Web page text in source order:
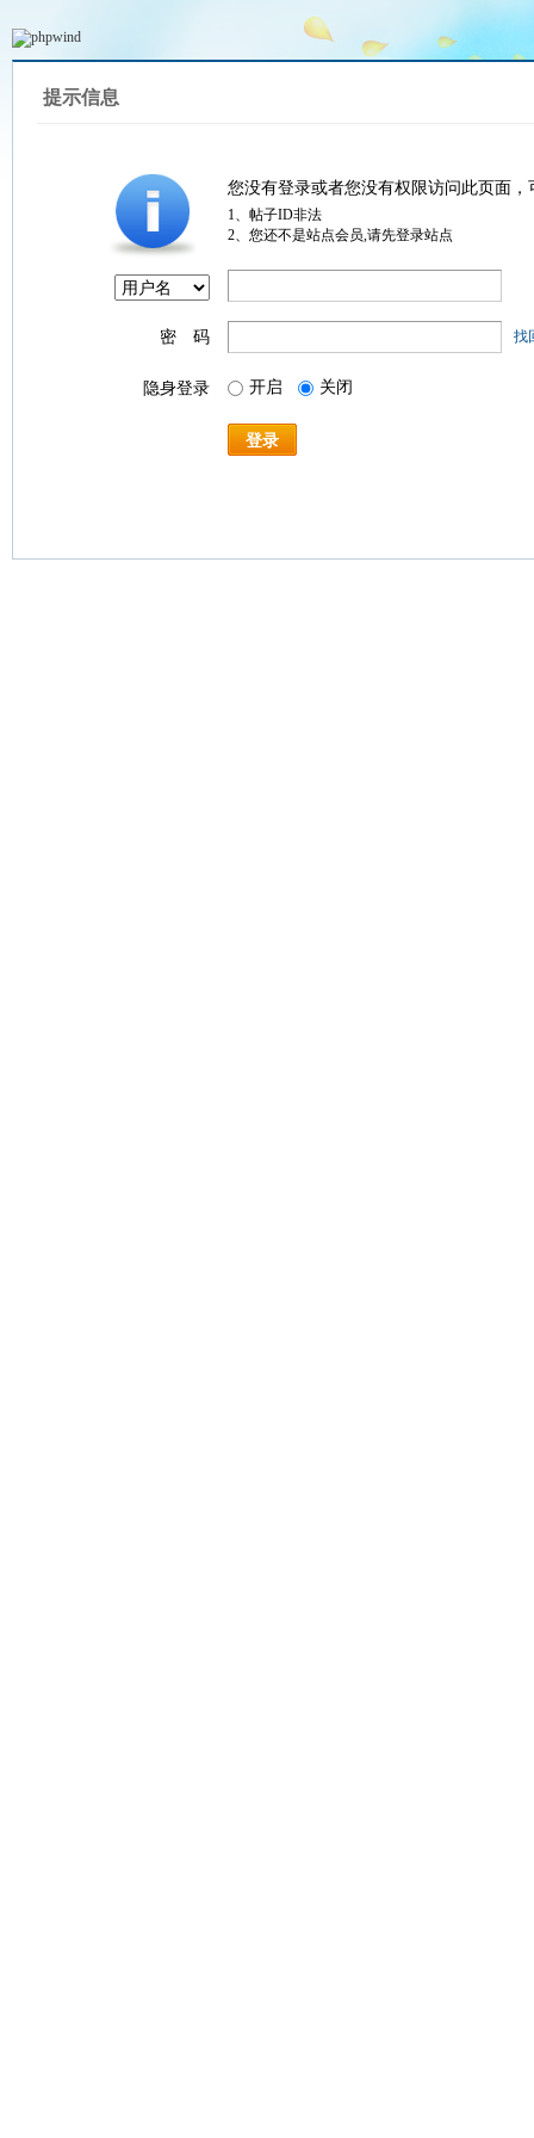
提示信息
您没有登录或者您没有权限访问此页面
1、帖子ID非法
2、您还不是站点会员,请先登录站点
密 码 找
隐身登录 开启 关闭
登录